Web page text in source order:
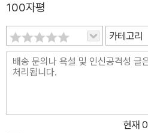
100자평
카테고리
현재 0